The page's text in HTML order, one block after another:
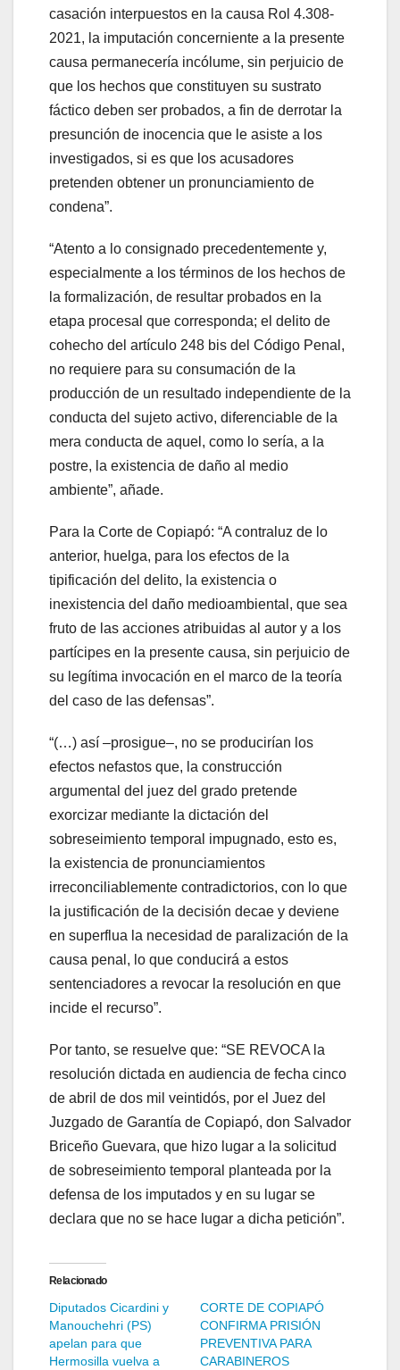
casación interpuestos en la causa Rol 4.308-
2021, la imputación concerniente a la presente
causa permanecería incólume, sin perjuicio de
que los hechos que constituyen su sustrato
fáctico deben ser probados, a fin de derrotar la
presunción de inocencia que le asiste a los
investigados, si es que los acusadores
pretenden obtener un pronunciamiento de
condena”.
“Atento a lo consignado precedentemente y,
especialmente a los términos de los hechos de
la formalización, de resultar probados en la
etapa procesal que corresponda; el delito de
cohecho del artículo 248 bis del Código Penal,
no requiere para su consumación de la
producción de un resultado independiente de la
conducta del sujeto activo, diferenciable de la
mera conducta de aquel, como lo sería, a la
postre, la existencia de daño al medio
ambiente”, añade.
Para la Corte de Copiapó: “A contraluz de lo
anterior, huelga, para los efectos de la
tipificación del delito, la existencia o
inexistencia del daño medioambiental, que sea
fruto de las acciones atribuidas al autor y a los
partícipes en la presente causa, sin perjuicio de
su legítima invocación en el marco de la teoría
del caso de las defensas”.
“(…) así –prosigue–, no se producirían los
efectos nefastos que, la construcción
argumental del juez del grado pretende
exorcizar mediante la dictación del
sobreseimiento temporal impugnado, esto es,
la existencia de pronunciamientos
irreconciliablemente contradictorios, con lo que
la justificación de la decisión decae y deviene
en superflua la necesidad de paralización de la
causa penal, lo que conducirá a estos
sentenciadores a revocar la resolución en que
incide el recurso”.
Por tanto, se resuelve que: “SE REVOCA la
resolución dictada en audiencia de fecha cinco
de abril de dos mil veintidós, por el Juez del
Juzgado de Garantía de Copiapó, don Salvador
Briceño Guevara, que hizo lugar a la solicitud
de sobreseimiento temporal planteada por la
defensa de los imputados y en su lugar se
declara que no se hace lugar a dicha petición”.
Relacionado
Diputados Cicardini y
Manouchehri (PS)
apelan para que
Hermosilla vuelva a
CORTE DE COPIAPÓ
CONFIRMA PRISIÓN
PREVENTIVA PARA
CARABINEROS